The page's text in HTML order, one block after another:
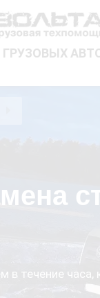
в течение